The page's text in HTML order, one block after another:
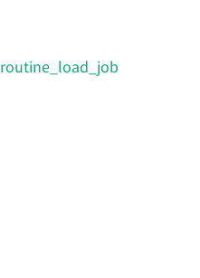
routine_load_job